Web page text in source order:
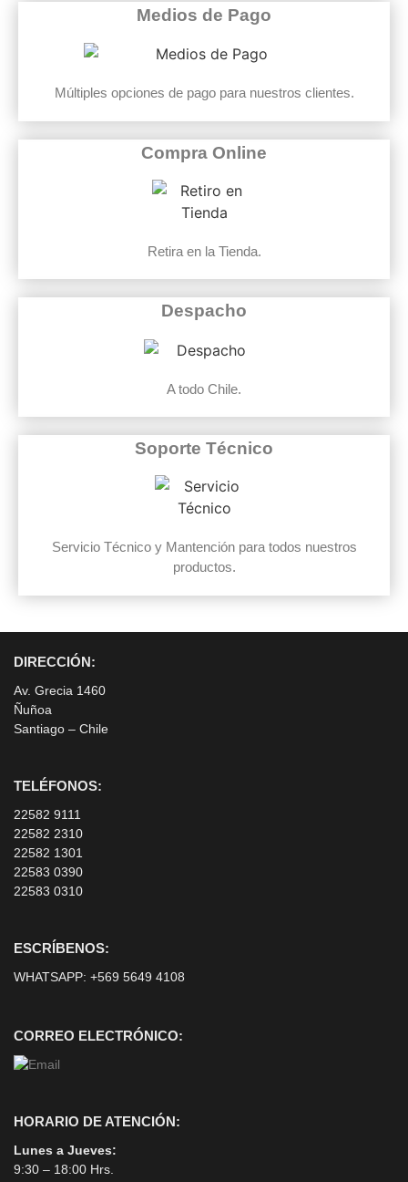
Medios de Pago
Múltiples opciones de pago para nuestros clientes.
Compra Online
Retira en la Tienda.
Despacho
A todo Chile.
Soporte Técnico
Servicio Técnico y Mantención para todos nuestros
productos.
DIRECCIÓN:
Av. Grecia 1460
Ñuñoa
Santiago – Chile
TELÉFONOS:
22582 9111
22582 2310
22582 1301
22583 0390
22583 0310
ESCRÍBENOS:
WHATSAPP: +569 5649 4108
CORREO ELECTRÓNICO:
HORARIO DE ATENCIÓN:
Lunes a Jueves:
9:30 – 18:00 Hrs.